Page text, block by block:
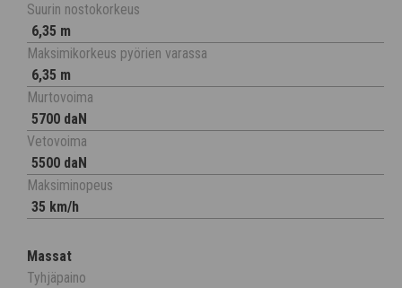
Suurin nostokorkeus
6,35 m
Maksimikorkeus pyörien varassa
6,35 m
Murtovoima
5700 daN
Vetovoima
5500 daN
Maksiminopeus
35 km/h
Massat
Tyhjäpaino